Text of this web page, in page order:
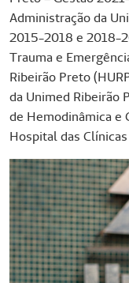
Administração da
2015-2018 e 2018-
Trauma e
Ribeirão Preto
da Unimed Ribeirão
de Hemodinâmica e
Hospital das